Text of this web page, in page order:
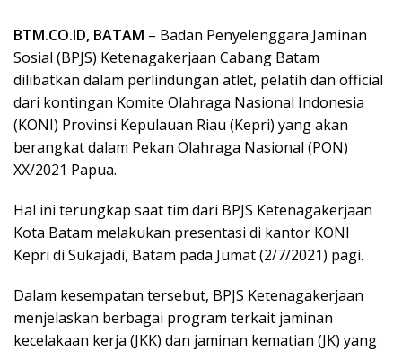
BTM.CO.ID, BATAM – Badan Penyelenggara Jaminan
Sosial (BPJS) Ketenagakerjaan Cabang Batam
dilibatkan dalam perlindungan atlet, pelatih dan official
dari kontingan Komite Olahraga Nasional Indonesia
(KONI) Provinsi Kepulauan Riau (Kepri) yang akan
berangkat dalam Pekan Olahraga Nasional (PON)
XX/2021 Papua.
Hal ini terungkap saat tim dari BPJS Ketenagakerjaan
Kota Batam melakukan presentasi di kantor KONI
Kepri di Sukajadi, Batam pada Jumat (2/7/2021) pagi.
Dalam kesempatan tersebut, BPJS Ketenagakerjaan
menjelaskan berbagai program terkait jaminan
kecelakaan kerja (JKK) dan jaminan kematian (JK) yang